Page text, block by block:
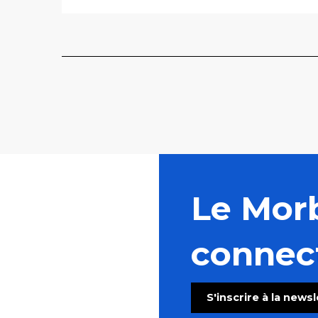
Le
S'inscrire à la